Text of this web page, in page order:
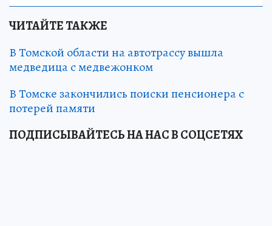
ЧИТАЙТЕ ТАКЖЕ
В Томской области на автотрассу вышла
медведица с медвежонком
В Томске закончились поиски пенсионера с
потерей памяти
ПОДПИСЫВАЙТЕСЬ НА НАС В СОЦСЕТЯХ